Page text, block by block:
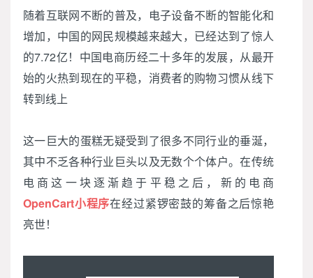
随着互联网不断的普及，电子设备不断的智能化和
增加，中国的网民规模越来越大，已经达到了惊人
的7.72亿！中国电商历经二十多年的发展，从最开
始的火热到现在的平稳，消费者的购物习惯从线下
转到线上
这一巨大的蛋糕无疑受到了很多不同行业的垂涎，
其中不乏各种行业巨头以及无数个个体户。在传统
电商这一块逐渐趋于平稳之后，新的电商
OpenCart小程序在经过紧锣密鼓的筹备之后惊艳
亮世！